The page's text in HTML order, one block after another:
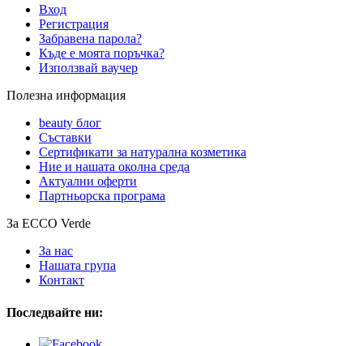
Вход
Регистрация
Забравена парола?
Къде е моята поръчка?
Използвай ваучер
Полезна информация
beauty блог
Съставки
Сертификати за натурална козметика
Ние и нашата околна среда
Актуални оферти
Партньорска програма
За ECCO Verde
За нас
Нашата група
Контакт
Последвайте ни: